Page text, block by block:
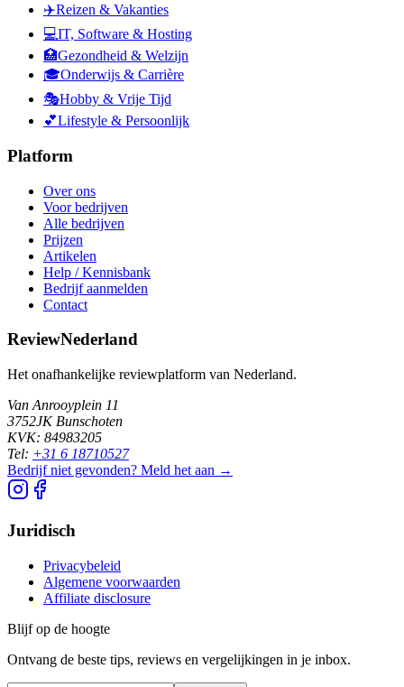
✈️Reizen & Vakanties
💻IT, Software & Hosting
🏥Gezondheid & Welzijn
🎓Onderwijs & Carrière
🎭Hobby & Vrije Tijd
💕Lifestyle & Persoonlijk
Platform
Over ons
Voor bedrijven
Alle bedrijven
Prijzen
Artikelen
Help / Kennisbank
Bedrijf aanmelden
Contact
ReviewNederland
Het onafhankelijke reviewplatform van Nederland.
Van Anrooyplein 11
3752JK Bunschoten
KVK: 84983205
Tel: +31 6 18710527
Bedrijf niet gevonden? Meld het aan →
Juridisch
Privacybeleid
Algemene voorwaarden
Affiliate disclosure
Blijf op de hoogte
Ontvang de beste tips, reviews en vergelijkingen in je inbox.